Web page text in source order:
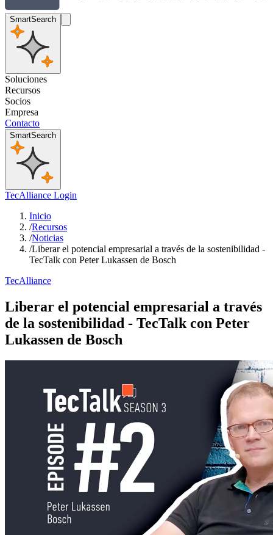
SmartSearch
Soluciones
Recursos
Socios
Empresa
Contacto
SmartSearch
TecAlliance Login
Inicio
/Recursos
/Noticias
/Liberar el potencial empresarial a través de la sostenibilidad -
TecTalk con Peter Lukassen de Bosch
TecAlliance
Liberar el potencial empresarial a través
de la sostenibilidad - TecTalk con Peter
Lukassen de Bosch